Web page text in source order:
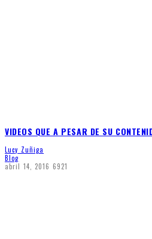
VIDEOS QUE A PESAR DE SU
Lucy Zuñiga
Blog
abril 14, 2016 6921